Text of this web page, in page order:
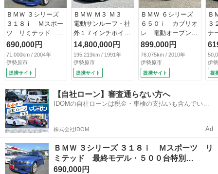
ＢＭＷ ３シリーズ
３１８ｉ Ｍスポー
ツ リミテッド 最
終モデル・５００台
特別仕様車・エクス
トリムブルー・純正
１８インチアルミ・
ＨＩＤ・社外ナビ・
バックカメラ・ＥＴ
Ｃ （検9.8）
690,000円
71,000km / 2004年
伊勢原市
提携サイト
ＢＭＷ Ｍ３ Ｍ３
電動サンルーフ・社
外１７インチホイー
ル・革シート・シー
トヒーター・ナルデ
ィステアリング・マ
ッドレーン製エアサ
ス・ＥＴＣ・５ＭＴ
（車検整備付）
14,800,000円
195,213km / 1991年
伊勢原市
提携サイト
ＢＭＷ ６シリーズ
６５０ｉ カブリオ
レ 電動オープン
黒革シート ＥＴ
Ｃ ドライブレコー
ダー シートヒータ
ー （車検整備付）
899,000円
76,075km / 2010年
伊勢原市
提携サイト
Ｂ
３
ナ
ラ
ト
（
伊
提
【自社ローン】審査通らない方へ
IDOMの自社ローンは税金・車検の支払いも含んでいる
株式会社IDOM Ad
ＢＭＷ ３シリーズ ３１８ｉ Ｍスポーツ リ
ミテッド 最終モデル・５００台特別…
690,000円